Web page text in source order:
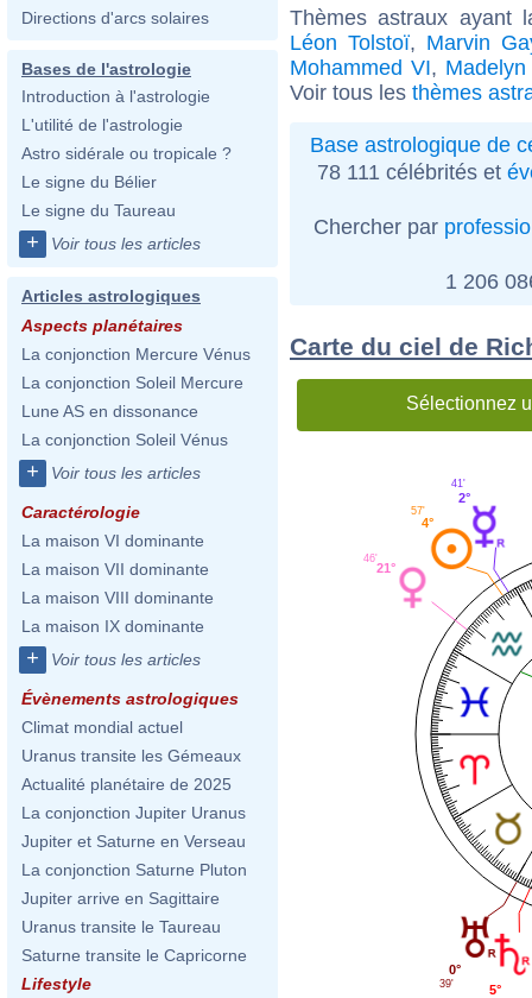
Directions d'arcs solaires
Bases de l'astrologie
Introduction à l'astrologie
L'utilité de l'astrologie
Astro sidérale ou tropicale ?
Le signe du Bélier
Le signe du Taureau
+ Voir tous les articles
Articles astrologiques
Aspects planétaires
La conjonction Mercure Vénus
La conjonction Soleil Mercure
Lune AS en dissonance
La conjonction Soleil Vénus
+ Voir tous les articles
Caractérologie
La maison VI dominante
La maison VII dominante
La maison VIII dominante
La maison IX dominante
+ Voir tous les articles
Évènements astrologiques
Climat mondial actuel
Uranus transite les Gémeaux
Actualité planétaire de 2025
La conjonction Jupiter Uranus
Jupiter et Saturne en Verseau
La conjonction Saturne Pluton
Jupiter arrive en Sagittaire
Uranus transite le Taureau
Saturne transite le Capricorne
Lifestyle
Thèmes astraux
Léon Tolstoï, Marvin
Mohammed VI,
Voir tous les thèmes
Base astrologique de
78 111 célébrités et
Chercher par
1 206
Carte du ciel de
Sélectionnez
2°
41'
4°
57'
21°
46'
0°
39' 5°